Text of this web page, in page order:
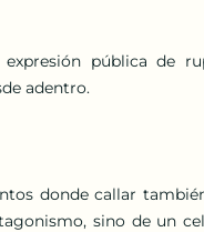
pública de
adentro.
donde callar
sino de un